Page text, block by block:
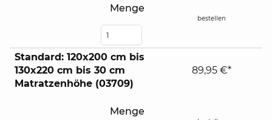
Menge
bestellen
Standard: 120x200 cm bis
130x220 cm bis 30 cm
Matratzenhöhe (03709)
Menge
89,95 €*